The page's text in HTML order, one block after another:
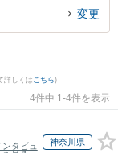
い』などでお困りの相
変更
詳しくは こちら)
4件中 1-4件を表示
ンタビュ
神奈川県